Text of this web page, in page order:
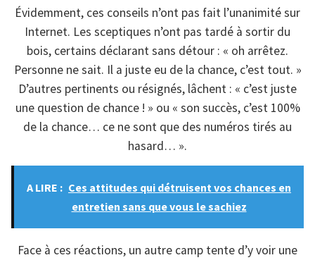
Évidemment, ces conseils n’ont pas fait l’unanimité sur
Internet. Les sceptiques n’ont pas tardé à sortir du
bois, certains déclarant sans détour : « oh arrêtez.
Personne ne sait. Il a juste eu de la chance, c’est tout. »
D’autres pertinents ou résignés, lâchent : « c’est juste
une question de chance ! » ou « son succès, c’est 100%
de la chance… ce ne sont que des numéros tirés au
hasard… ».
A LIRE : Ces attitudes qui détruisent vos chances en
entretien sans que vous le sachiez
Face à ces réactions, un autre camp tente d’y voir une